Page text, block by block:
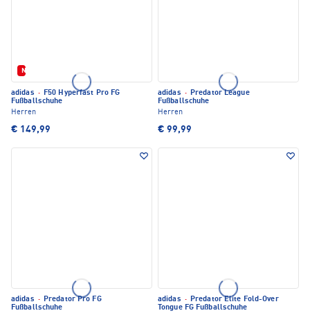
Neu
adidas · F50 Hyperfast Pro FG
Fußballschuhe
Herren
€ 149,99
adidas · Predator League
Fußballschuhe
Herren
€ 99,99
adidas · Predator Pro FG
Fußballschuhe
adidas · Predator Elite Fold-Over
Tongue FG Fußballschuhe